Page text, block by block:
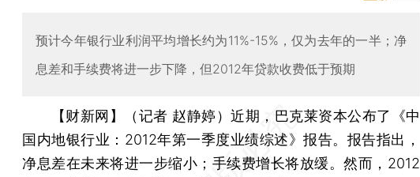
预计今年银行业利润平均增长约为11%-15%，仅为去年的一半；净
息差和手续费将进一步下降，但2012年贷款收费低于预期
【财新网】（记者 赵静婷）近期，巴克莱资本公布了《中
国内地银行业：2012年第一季度业绩综述》报告。报告指出，
净息差在未来将进一步缩小；手续费增长将放缓。然而，2012